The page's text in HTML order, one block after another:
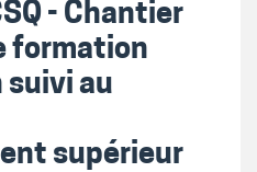
- Chantier
formation
suivi au
supérieur